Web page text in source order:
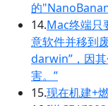
的
14.Mac终端只
意软件并移到
darwin”，因
害。”
15.现在机建+